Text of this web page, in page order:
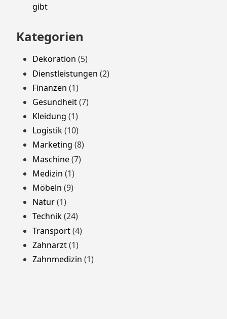
gibt
Kategorien
Dekoration (5)
Dienstleistungen (2)
Finanzen (1)
Gesundheit(7)
Kleidung (1)
Logistik(10)
Marketing (8)
Maschine(7)
Medizin (1)
Möbeln (9)
Natur(1)
Technik(24)
Transport(4)
Zahnarzt(1)
Zahnmedizin (1)